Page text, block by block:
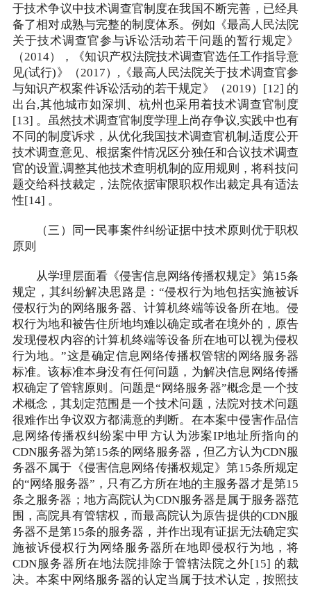
于技术争议中技术调查官制度在我国不断完善，已经具
备了相对成熟与完整的制度体系。例如《最高人民法院
关于技术调查官参与诉讼活动若干问题的暂行规定》
（2014），《知识产权法院技术调查官选任工作指导意
见(试行)》（2017）,《最高人民法院关于技术调查官参
与知识产权案件诉讼活动的若干规定》（2019）[12] 的
出台,其他城市如深圳、杭州也采用着技术调查官制度
[13] 。虽然技术调查官制度学理上尚存争议,实践中也有
不同的制度诉求，从优化我国技术调查官机制,适度公开
技术调查意见、根据案件情况区分独任和合议技术调查
官的设置,调整其他技术查明机制的应用规则，将科技问
题交给科技裁定，法院依据审限职权作出裁定具有适法
性[14] 。
（三）同一民事案件纠纷证据中技术原则优于职权
原则
从学理层面看《侵害信息网络传播权规定》第15条
规定，其纠纷解决思路是：“侵权行为地包括实施被诉
侵权行为的网络服务器、计算机终端等设备所在地。侵
权行为地和被告住所地均难以确定或者在境外的，原告
发现侵权内容的计算机终端等设备所在地可以视为侵权
行为地。”这是确定信息网络传播权管辖的网络服务器
标准。该标准本身没有任何问题，为解决信息网络传播
权确定了管辖原则。问题是“网络服务器”概念是一个技
术概念，其划定范围是一个技术问题，法院对技术问题
很难作出争议双方都满意的判断。在本案中侵害作品信
息网络传播权纠纷案中甲方认为涉案IP地址所指向的
CDN服务器为第15条的网络服务器，但乙方认为CDN服
务器不属于《侵害信息网络传播权规定》第15条所规定
的“网络服务器”，只有乙方所在地的主服务器才是第15
条之服务器；地方高院认为CDN服务器是属于服务器范
围，高院具有管辖权，而最高院认为原告提供的CDN服
务器不是第15条的服务器，并作出现有证据无法确定实
施被诉侵权行为网络服务器所在地即侵权行为地，将
CDN服务器所在地法院排除于管辖法院之外[15] 的裁
决。本案中网络服务器的认定当属于技术认定，按照技